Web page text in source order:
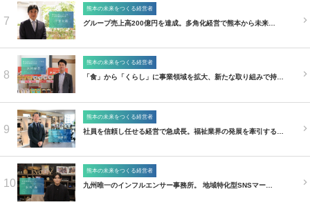
7
熊本の未来をつくる経営者
グループ売上高200億円を達成。多角化経営で熊本から未来…
8
熊本の未来をつくる経営者
「食」から「くらし」に事業領域を拡大、新たな取り組みで持…
9
熊本の未来をつくる経営者
社員を信頼し任せる経営で急成長。福祉業界の発展を牽引する…
10
熊本の未来をつくる経営者
九州唯一のインフルエンサー事務所。 地域特化型SNSマー…